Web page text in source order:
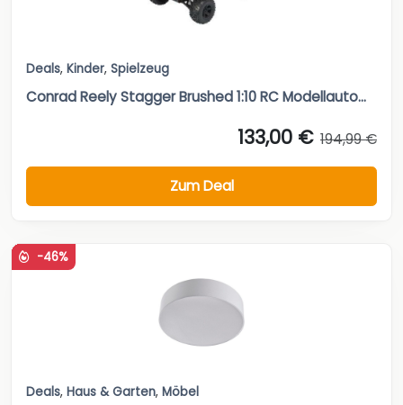
Deals, Kinder, Spielzeug
Conrad Reely Stagger Brushed 1:10 RC Modellauto...
133,00 € 194,99 €
Zum Deal
-46%
Deals, Haus & Garten, Möbel